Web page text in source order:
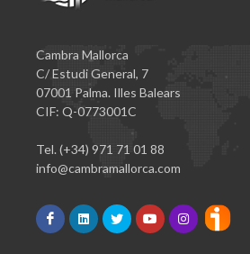
Cambra Mallorca
C/ Estudi General, 7
07001 Palma. Illes Balears
CIF: Q-0773001C
Tel. (+34) 971 71 01 88
info@cambramallorca.com